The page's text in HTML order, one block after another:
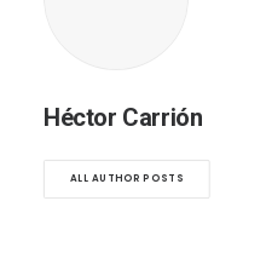
Héctor Carrión
ALL AUTHOR POSTS